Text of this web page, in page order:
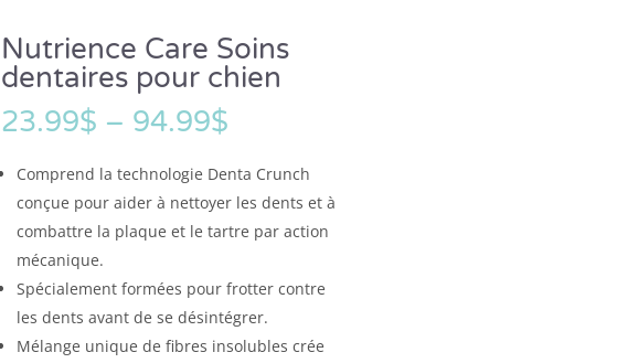
Nutrience Care Soins
dentaires pour chien
23.99$ – 94.99$
Comprend la technologie Denta Crunch
conçue pour aider à nettoyer les dents et à
combattre la plaque et le tartre par action
mécanique.
Spécialement formées pour frotter contre
les dents avant de se désintégrer.
Mélange unique de fibres insolubles crée